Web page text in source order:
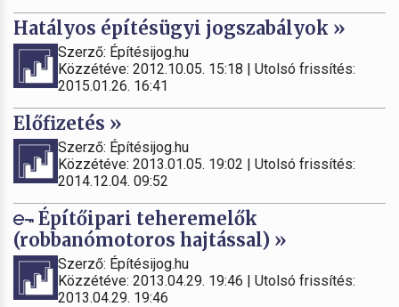
Hatályos építésügyi jogszabályok »
Szerző: Építésijog.hu
Közzétéve: 2012.10.05. 15:18 | Utolsó frissítés:
2015.01.26. 16:41
Előfizetés »
Szerző: Építésijog.hu
Közzétéve: 2013.01.05. 19:02 | Utolsó frissítés:
2014.12.04. 09:52
Építőipari teheremelők
(robbanómotoros hajtással) »
Szerző: Építésijog.hu
Közzétéve: 2013.04.29. 19:46 | Utolsó frissítés:
2013.04.29. 19:46